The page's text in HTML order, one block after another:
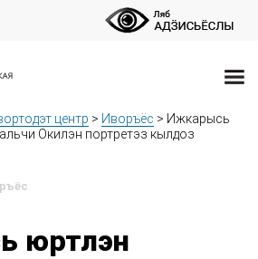
центр > Иворъёс > Ижкарысь
Окилэн портретэз кылдоз
юртлэн